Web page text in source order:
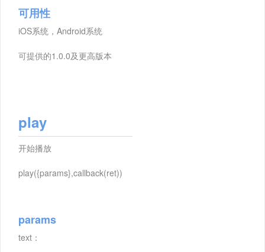
可用性
iOS系统，Android系统
可提供的1.0.0及更高版本
play
开始播放
play({params},callback(ret))
params
text：